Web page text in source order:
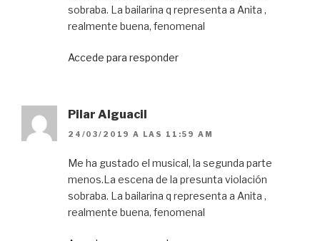
sobraba. La bailarina q representa a Anita ,
realmente buena, fenomenal
Accede para responder
Pilar Alguacil
24/03/2019 A LAS 11:59 AM
Me ha gustado el musical, la segunda parte
menos.La escena de la presunta violación
sobraba. La bailarina q representa a Anita ,
realmente buena, fenomenal